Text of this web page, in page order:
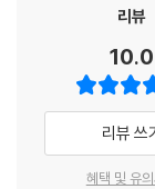
력을 제대로 활용하
달라질 수 있다. 뇌
다면 우리 앞에 놀라
제한된 시간 안에 집
문제를 풀고 나면 아
리뷰
10.0
리뷰 쓰기
혜택 및 유